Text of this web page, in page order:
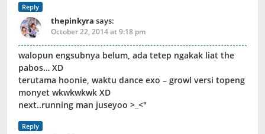
Reply
thepinkyra says:
October 22, 2014 at 9:18 pm
walopun engsubnya belum, ada tetep ngakak liat the
pabos… XD
terutama hoonie, waktu dance exo – growl versi topeng
monyet wkwkwkwk XD
next..running man juseyoo >_<"
Reply